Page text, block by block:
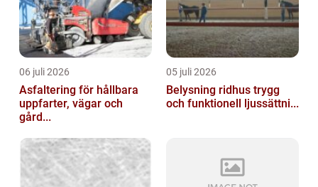
06 juli 2026
Asfaltering för hållbara
uppfarter, vägar och
gård...
05 juli 2026
Belysning ridhus trygg
och funktionell ljussättni...